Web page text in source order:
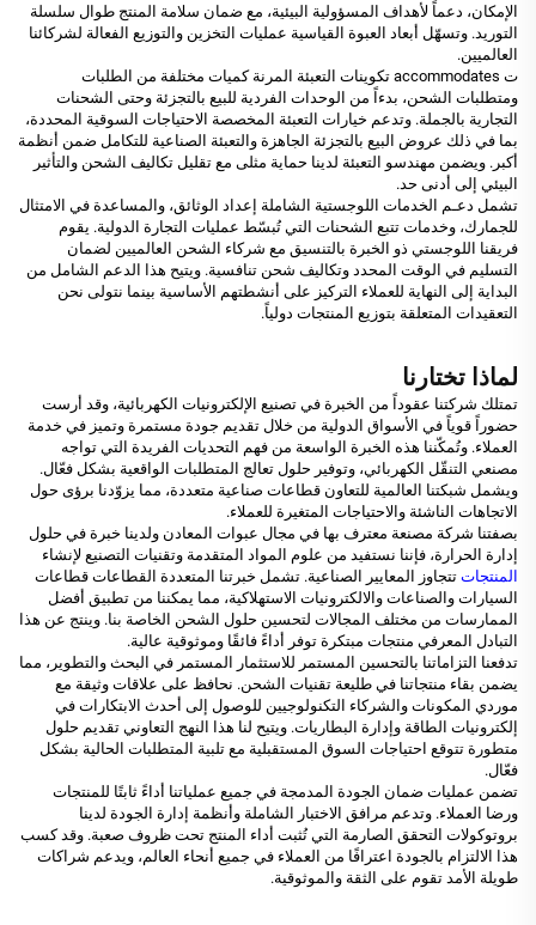
الإمكان، دعماً لأهداف المسؤولية البيئية، مع ضمان سلامة المنتج طوال سلسلة
التوريد. وتسهّل أبعاد العبوة القياسية عمليات التخزين والتوزيع الفعالة لشركائنا
العالميين.
ت accommodates تكوينات التعبئة المرنة كميات مختلفة من الطلبات
ومتطلبات الشحن، بدءاً من الوحدات الفردية للبيع بالتجزئة وحتى الشحنات
التجارية بالجملة. وتدعم خيارات التعبئة المخصصة الاحتياجات السوقية المحددة،
بما في ذلك عروض البيع بالتجزئة الجاهزة والتعبئة الصناعية للتكامل ضمن أنظمة
أكبر. ويضمن مهندسو التعبئة لدينا حماية مثلى مع تقليل تكاليف الشحن والتأثير
البيئي إلى أدنى حد.
تشمل دعـم الخدمات اللوجستية الشاملة إعداد الوثائق، والمساعدة في الامتثال
للجمارك، وخدمات تتبع الشحنات التي تُبسّط عمليات التجارة الدولية. يقوم
فريقنا اللوجستي ذو الخبرة بالتنسيق مع شركاء الشحن العالميين لضمان
التسليم في الوقت المحدد وتكاليف شحن تنافسية. ويتيح هذا الدعم الشامل من
البداية إلى النهاية للعملاء التركيز على أنشطتهم الأساسية بينما نتولى نحن
التعقيدات المتعلقة بتوزيع المنتجات دولياً.
لماذا تختارنا
تمتلك شركتنا عقوداً من الخبرة في تصنيع الإلكترونيات الكهربائية، وقد أرست
حضوراً قوياً في الأسواق الدولية من خلال تقديم جودة مستمرة وتميز في خدمة
العملاء. وتُمكّننا هذه الخبرة الواسعة من فهم التحديات الفريدة التي تواجه
مصنعي التنقّل الكهربائي، وتوفير حلول تعالج المتطلبات الواقعية بشكل فعّال.
ويشمل شبكتنا العالمية للتعاون قطاعات صناعية متعددة، مما يزوّدنا برؤى حول
الاتجاهات الناشئة والاحتياجات المتغيرة للعملاء.
بصفتنا شركة مصنعة معترف بها في مجال عبوات المعادن ولدينا خبرة في حلول
إدارة الحرارة، فإننا نستفيد من علوم المواد المتقدمة وتقنيات التصنيع لإنشاء
المنتجات تتجاوز المعايير الصناعية. تشمل خبرتنا المتعددة القطاعات قطاعات
السيارات والصناعات والالكترونيات الاستهلاكية، مما يمكننا من تطبيق أفضل
الممارسات من مختلف المجالات لتحسين حلول الشحن الخاصة بنا. وينتج عن هذا
التبادل المعرفي منتجات مبتكرة توفر أداءً فائقًا وموثوقية عالية.
تدفعنا التزاماتنا بالتحسين المستمر للاستثمار المستمر في البحث والتطوير، مما
يضمن بقاء منتجاتنا في طليعة تقنيات الشحن. نحافظ على علاقات وثيقة مع
موردي المكونات والشركاء التكنولوجيين للوصول إلى أحدث الابتكارات في
إلكترونيات الطاقة وإدارة البطاريات. ويتيح لنا هذا النهج التعاوني تقديم حلول
متطورة تتوقع احتياجات السوق المستقبلية مع تلبية المتطلبات الحالية بشكل
فعّال.
تضمن عمليات ضمان الجودة المدمجة في جميع عملياتنا أداءً ثابتًا للمنتجات
ورضا العملاء. وتدعم مرافق الاختبار الشاملة وأنظمة إدارة الجودة لدينا
بروتوكولات التحقق الصارمة التي تُثبت أداء المنتج تحت ظروف صعبة. وقد كسب
هذا الالتزام بالجودة اعترافًا من العملاء في جميع أنحاء العالم، ويدعم شراكات
طويلة الأمد تقوم على الثقة والموثوقية.